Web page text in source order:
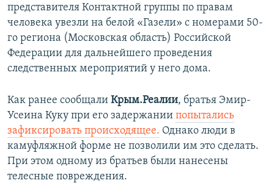
представителя Контактной группы по правам
человека увезли на белой «Газели» с номерами 50-
го региона (Московская область) Российской
Федерации для дальнейшего проведения
следственных мероприятий у него дома.
Как ранее сообщали Крым.Реалии, братья Эмир-
Усеина Куку при его задержании попытались
зафиксировать происходящее. Однако люди в
камуфляжной форме не позволили им это сделать.
При этом одному из братьев были нанесены
телесные повреждения.